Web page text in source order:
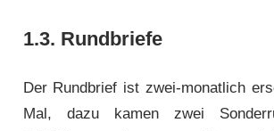
1.3. Rundbriefe
Der Rundbrief ist zwei-monatlich
Mal, dazu kamen zwei